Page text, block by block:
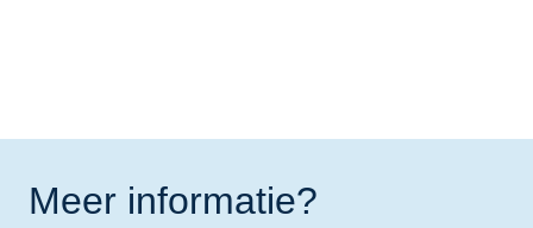
Meer informatie?